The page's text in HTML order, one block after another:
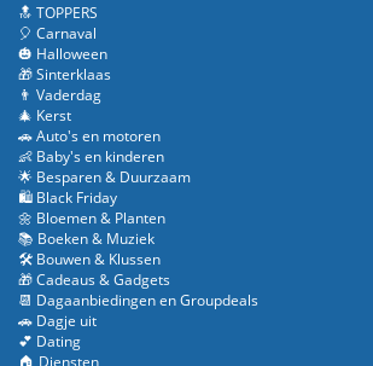
🔝 TOPPERS
🎈 Carnaval
🎃 Halloween
🎁 Sinterklaas
👨 Vaderdag
🎄 Kerst
🚗 Auto's en motoren
👶 Baby's en kinderen
🌟 Besparen & Duurzaam
🛍️ Black Friday
🌼 Bloemen & Planten
📚 Boeken & Muziek
🛠️ Bouwen & Klussen
🎁 Cadeaus & Gadgets
📆 Dagaanbiedingen en Groupdeals
🚗 Dagje uit
💕 Dating
🏠 Diensten